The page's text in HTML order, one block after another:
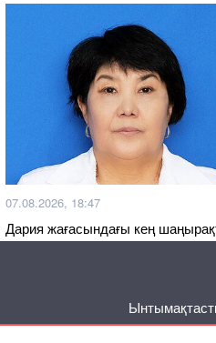
07.08.2026, 18:47
Дария жағасындағы кең
қызықты күндері